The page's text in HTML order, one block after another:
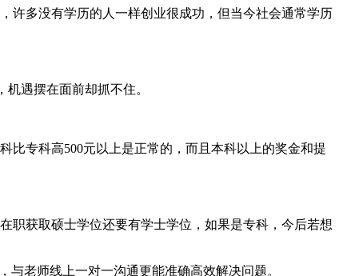
许多没有学历的人一样创业很成功，但当今社会通常学历
遇摆在面前却抓不住。
比专科高500元以上是正常的，而且本科以上的奖金和提
职获取硕士学位还要有学士学位，如果是专科，今后若想
老师线上一对一沟通更能准确高效解决问题。